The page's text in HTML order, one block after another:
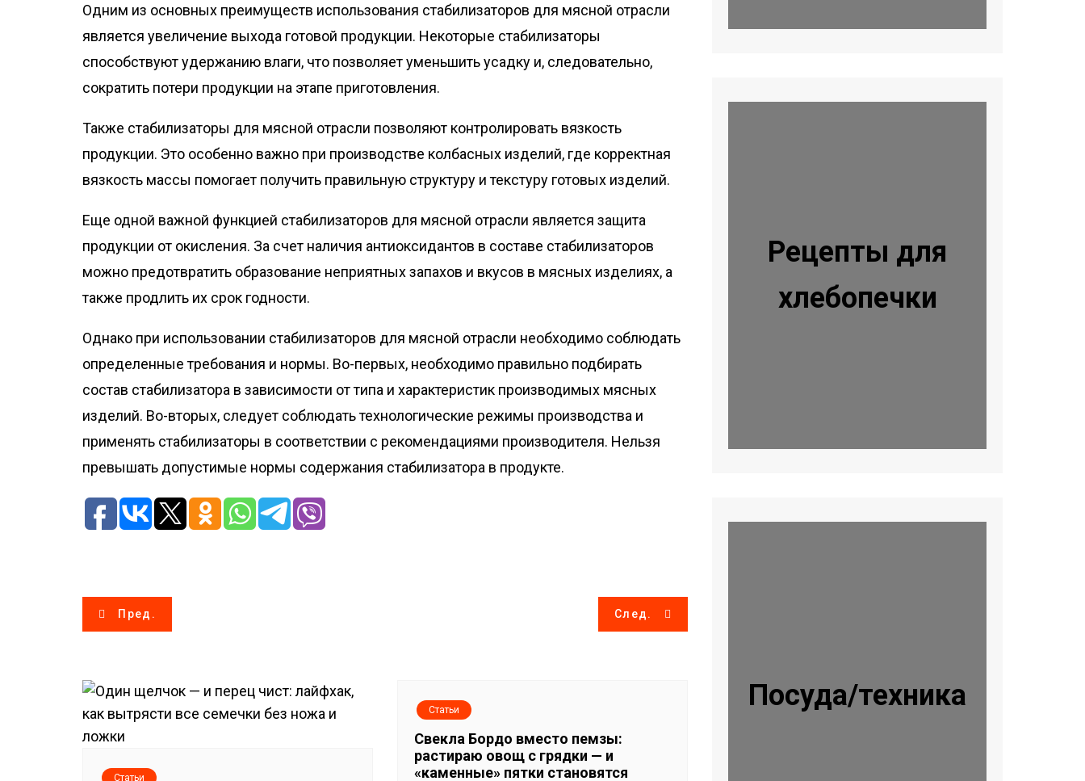
Одним из основных преимуществ использования стабилизаторов для мясной отрасли
является увеличение выхода готовой продукции. Некоторые стабилизаторы
способствуют удержанию влаги, что позволяет уменьшить усадку и, следовательно,
сократить потери продукции на этапе приготовления.
Также стабилизаторы для мясной отрасли позволяют контролировать вязкость
продукции. Это особенно важно при производстве колбасных изделий, где корректная
вязкость массы помогает получить правильную структуру и текстуру готовых изделий.
Еще одной важной функцией стабилизаторов для мясной отрасли является защита
продукции от окисления. За счет наличия антиоксидантов в составе стабилизаторов
можно предотвратить образование неприятных запахов и вкусов в мясных изделиях, а
также продлить их срок годности.
Однако при использовании стабилизаторов для мясной отрасли необходимо соблюдать
определенные требования и нормы. Во-первых, необходимо правильно подбирать
состав стабилизатора в зависимости от типа и характеристик производимых мясных
изделий. Во-вторых, следует соблюдать технологические режимы производства и
применять стабилизаторы в соответствии с рекомендациями производителя. Нельзя
превышать допустимые нормы содержания стабилизатора в продукте.
Н
в
и
г
Пред. След.
Статьи
Статьи
Свекла Бордо вместо пемзы:
растираю овощ с грядки — и
«каменные» пятки становятся
Рецепты для
хлебопечки
Посуда/техника